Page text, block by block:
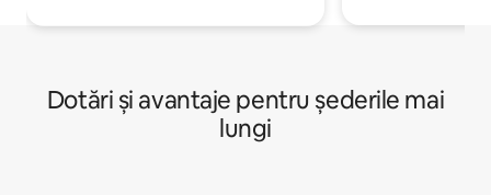
Dotări și avantaje pentru șederile mai
lungi